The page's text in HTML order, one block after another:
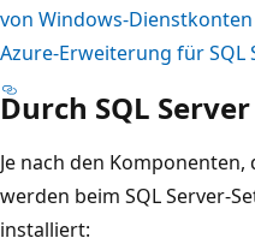
von Windows-
Azure-Erweiterung für SQL
Durch SQL
Je nach den
werden beim SQL Server-
installiert: